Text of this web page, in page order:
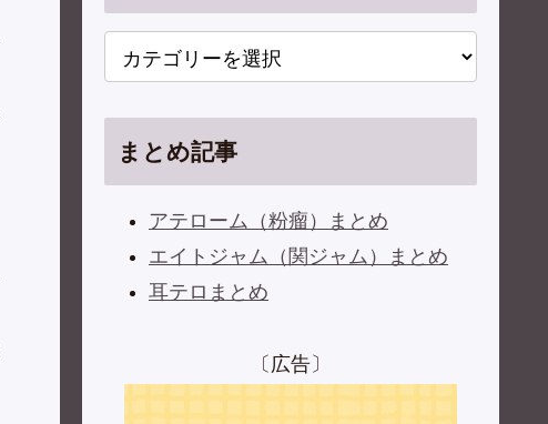
まとめ記事
アテローム（粉瘤）まとめ
エイトジャム（関ジャム）まとめ
耳テロまとめ
〔広告〕